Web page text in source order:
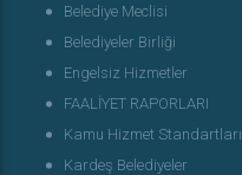
Belediye Meclisi
Belediyeler Birliği
Engelsiz Hizmetler
FAALİYET RAPORLARI
Kamu Hizmet Standartları
Kardeş Belediyeler